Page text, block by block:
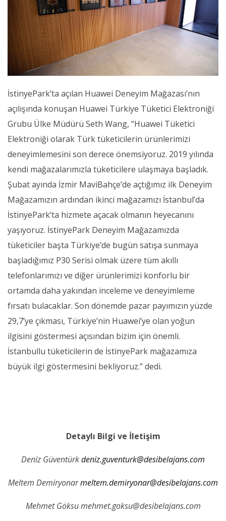
İstinyePark’ta açılan Huawei Deneyim Mağazası’nın
açılışında konuşan Huawei Türkiye Tüketici Elektroniği
Grubu Ülke Müdürü Seth Wang, “Huawei Tüketici
Elektroniği olarak Türk tüketicilerin ürünlerimizi
deneyimlemesini son derece önemsiyoruz. 2019 yılında
kendi mağazalarımızla tüketicilere ulaşmaya başladık.
Şubat ayında İzmir MaviBahçe’de açtığımız ilk Deneyim
Mağazamızın ardından ikinci mağazamızı İstanbul’da
İstinyePark’ta hizmete açacak olmanın heyecanını
yaşıyoruz. İstinyePark Deneyim Mağazamızda
tüketiciler başta Türkiye’de bugün satışa sunmaya
başladığımız P30 Serisi olmak üzere tüm akıllı
telefonlarımızı ve diğer ürünlerimizi konforlu bir
ortamda daha yakından inceleme ve deneyimleme
fırsatı bulacaklar. Son dönemde pazar payımızın yüzde
29,7’ye çıkması, Türkiye’nin Huawei’ye olan yoğun
ilgisini göstermesi açısından bizim için önemli.
İstanbullu tüketicilerin de İstinyePark mağazamıza
büyük ilgi göstermesini bekliyoruz.” dedi.
Detaylı Bilgi ve İletişim
Deniz Güventürkdeniz.guventurk@desibelajans.com
Meltem Demiryonarmeltem.demiryonar@desibelajans.com
Mehmet Göksumehmet.goksu@desibelajans.com